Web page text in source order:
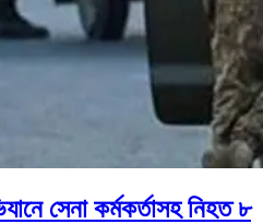
সেনা কর্মকর্তাসহ নিহত ৮